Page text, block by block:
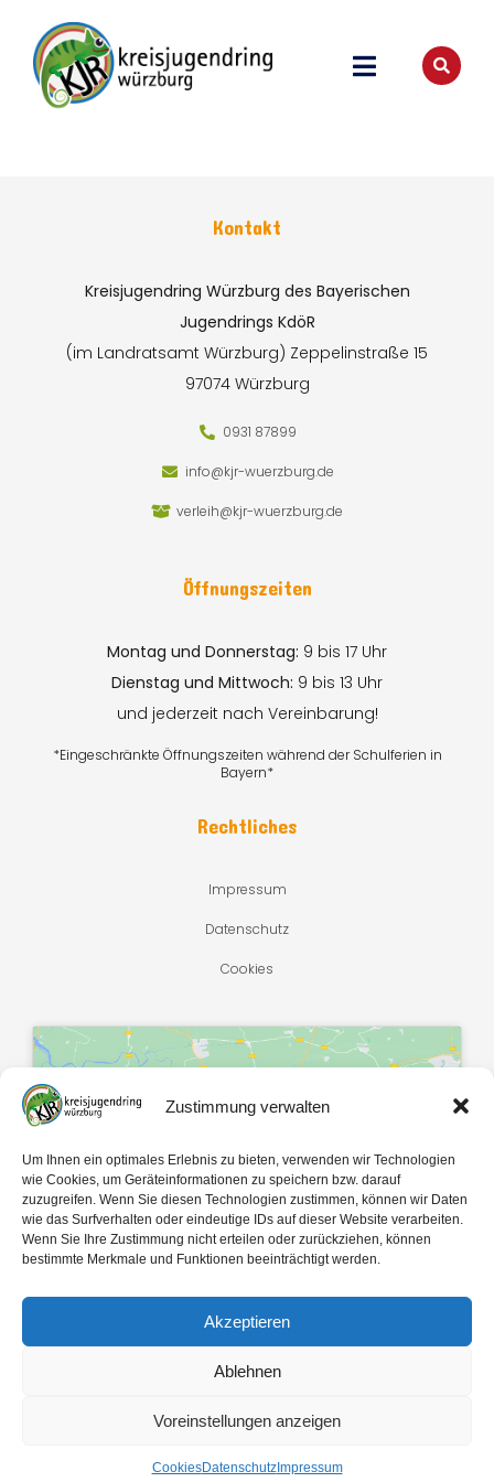
Zustimmung verwalten
Um Ihnen ein optimales Erlebnis zu bieten, verwenden wir Technologien
wie Cookies, um Geräteinformationen zu speichern bzw. darauf
zuzugreifen. Wenn Sie diesen Technologien zustimmen, können wir Daten
wie das Surfverhalten oder eindeutige IDs auf dieser Website verarbeiten.
Wenn Sie Ihre Zustimmung nicht erteilen oder zurückziehen, können
bestimmte Merkmale und Funktionen beeinträchtigt werden.
Akzeptieren
Ablehnen
Voreinstellungen anzeigen
CookiesDatenschutzImpressum
Kontakt
Kreisjugendring Würzburg des Bayerischen
Jugendrings KdöR
(im Landratsamt Würzburg) Zeppelinstraße 15
97074 Würzburg
0931 87899
info@kjr-wuerzburg.de
verleih@kjr-wuerzburg.de
Öffnungszeiten
Montag und Donnerstag: 9 bis 17 Uhr
Dienstag und Mittwoch: 9 bis 13 Uhr
und jederzeit nach Vereinbarung!
*Eingeschränkte Öffnungszeiten während der Schulferien in
Bayern*
Rechtliches
Impressum
Datenschutz
Cookies
Klicke hier, um Marketing-Cookies zu
akzeptieren und diesen Inhalt zu
aktivieren
Copyright © 2026